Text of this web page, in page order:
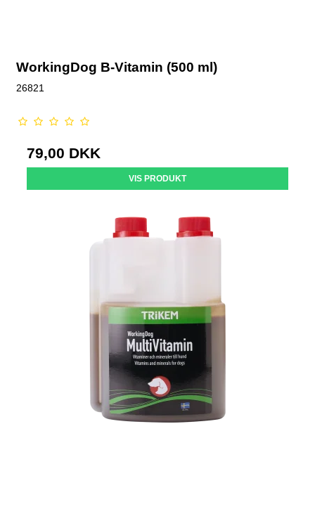
WorkingDog B-Vitamin (500 ml)
26821
79,00 DKK
VIS PRODUKT